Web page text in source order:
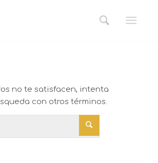
no te satisfacen, intenta
con otros términos.